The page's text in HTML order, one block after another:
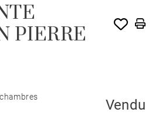
PIERRE
Vendu